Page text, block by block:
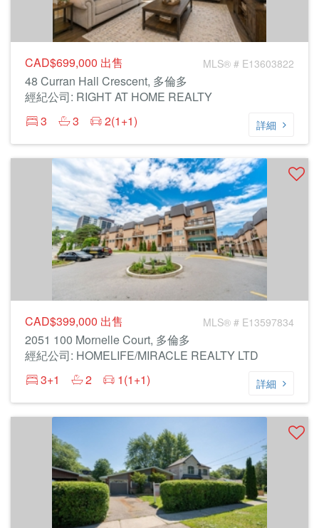
CAD$699,000 出售 MLS® # E13603822
48 Curran Hall Crescent, 多倫多
經紀公司: RIGHT AT HOME REALTY
3
3 2(1+1) 詳細
CAD$399,000 出售 MLS® # E13597834
2051 100 Mornelle Court, 多倫多
經紀公司: HOMELIFE/MIRACLE REALTY LTD
3+1
2 1(1+1) 詳細